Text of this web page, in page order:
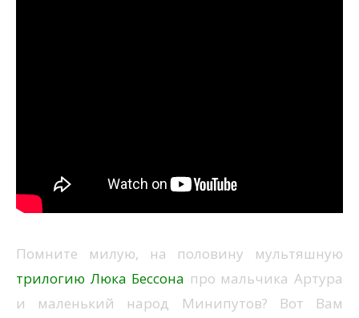
Помните милую, на половину мультяшную
трилогию Люка Бессона про мальчика Артура
и маленький народ Минипутов? Вот Вам